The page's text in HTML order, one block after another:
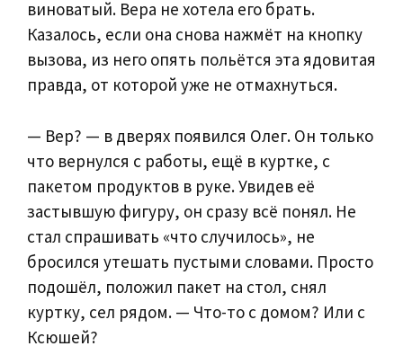
виноватый. Вера не хотела его брать.
Казалось, если она снова нажмёт на кнопку
вызова, из него опять польётся эта ядовитая
правда, от которой уже не отмахнуться.
— Вер? — в дверях появился Олег. Он только
что вернулся с работы, ещё в куртке, с
пакетом продуктов в руке. Увидев её
застывшую фигуру, он сразу всё понял. Не
стал спрашивать «что случилось», не
бросился утешать пустыми словами. Просто
подошёл, положил пакет на стол, снял
куртку, сел рядом. — Что-то с домом? Или с
Ксюшей?